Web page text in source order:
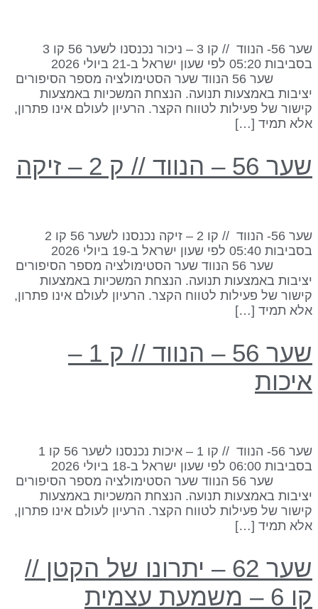
שער 56- הנווד // קו 3 – ניכור נכנסנו לשער 56 קו 3
בסביבות 05:20 לפי שעון ישראל ב-21 ביולי 2026
שער 56 הנווד שער הסטימולציה מספר הסיפורים
באמצעות תנועה. הנצחת המשכיות באמצעות
של פעילות לטווח הקצר. הרעיון לעולם אינו פתרון,
תמיד […]
56 – הנווד // ק 2 – זיקה
שער 56- הנווד // קו 2 – זיקה נכנסנו לשער 56 קו 2
בסביבות 05:40 לפי שעון ישראל ב-19 ביולי 2026
שער 56 הנווד שער הסטימולציה מספר הסיפורים
באמצעות תנועה. הנצחת המשכיות באמצעות
של פעילות לטווח הקצר. הרעיון לעולם אינו פתרון,
תמיד […]
שער 56 – הנווד // ק 1 –
שער 56- הנווד // קו 1 – איכות נכנסנו לשער 56 קו 1
בסביבות 06:00 לפי שעון ישראל ב-18 ביולי 2026
שער 56 הנווד שער הסטימולציה מספר הסיפורים
באמצעות תנועה. הנצחת המשכיות באמצעות
של פעילות לטווח הקצר. הרעיון לעולם אינו פתרון,
תמיד […]
שער 62 – יתרונו של הקטן //
משמעת עצמית